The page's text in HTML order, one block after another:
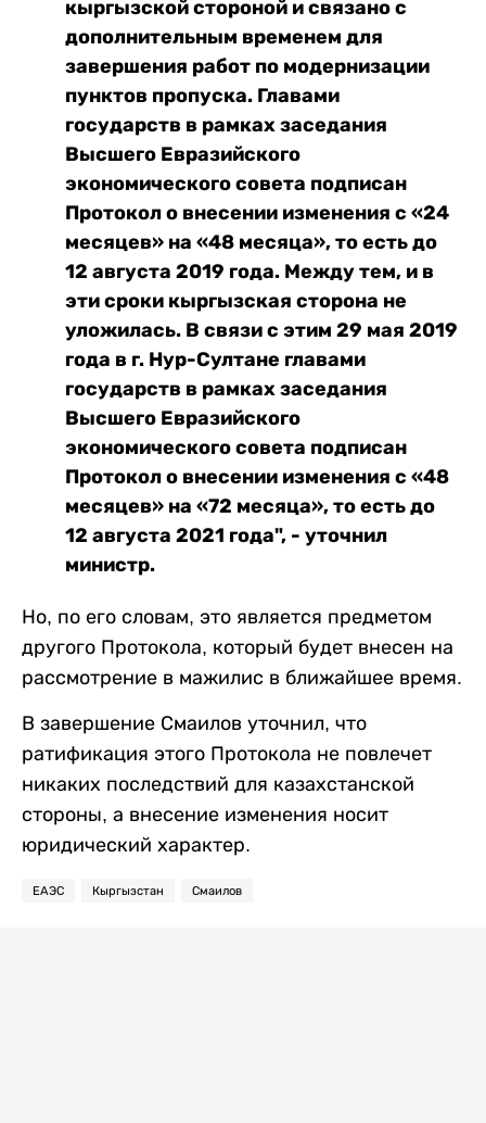
кыргызской стороной и связано с
дополнительным временем для
завершения работ по модернизации
пунктов пропуска. Главами
государств в рамках заседания
Высшего Евразийского
экономического совета подписан
Протокол о внесении изменения с «24
месяцев» на «48 месяца», то есть до
12 августа 2019 года. Между тем, и в
эти сроки кыргызская сторона не
уложилась. В связи с этим 29 мая 2019
года в г. Нур-Султане главами
государств в рамках заседания
Высшего Евразийского
экономического совета подписан
Протокол о внесении изменения с «48
месяцев» на «72 месяца», то есть до
12 августа 2021 года", - уточнил
министр.
Но, по его словам, это является предметом
другого Протокола, который будет внесен на
рассмотрение в мажилис в ближайшее время.
В завершение Смаилов уточнил, что
ратификация этого Протокола не повлечет
никаких последствий для казахстанской
стороны, а внесение изменения носит
юридический характер.
ЕАЭС Кыргызстан Смаилов